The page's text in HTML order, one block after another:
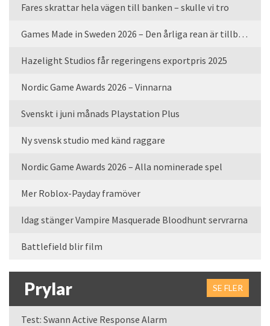
Fares skrattar hela vägen till banken – skulle vi tro
Games Made in Sweden 2026 – Den årliga rean är tillbaka
Hazelight Studios får regeringens exportpris 2025
Nordic Game Awards 2026 – Vinnarna
Svenskt i juni månads Playstation Plus
Ny svensk studio med känd raggare
Nordic Game Awards 2026 – Alla nominerade spel
Mer Roblox-Payday framöver
Idag stänger Vampire Masquerade Bloodhunt servrarna
Battlefield blir film
Prylar SE FLER
Test: Swann Active Response Alarm